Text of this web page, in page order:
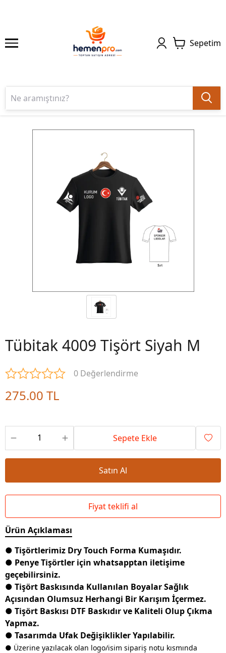
Sepetim
Tübitak 4009 Tişört Siyah M
0 Değerlendirme
275.00 TL
Sepete Ekle
Satın Al
Fiyat teklifi al
Ürün Açıklaması
● Tişörtlerimiz Dry Touch Forma Kumaşıdır.
● Penye Tişörtler için whatsapptan iletişime
geçebilirsiniz.
● Tişört Baskısında Kullanılan Boyalar Sağlık
Açısından Olumsuz Herhangi Bir Karışım İçermez.
● Tişört Baskısı DTF Baskıdır ve Kaliteli Olup Çıkma
Yapmaz.
● Tasarımda Ufak Değişiklikler Yapılabilir.
● Üzerine yazılacak olan logo/isim sipariş notu kısmında